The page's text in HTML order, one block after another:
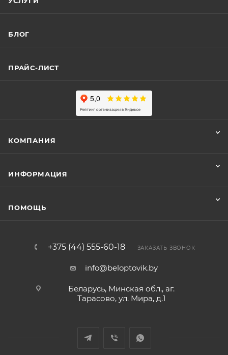
БЛОГ
ПРАЙС-ЛИСТ
КОМПАНИЯ
ИНФОРМАЦИЯ
ПОМОЩЬ
+375 (44) 555-60-18 ЗАКАЗАТЬ ЗВОНОК
info@beloptovik.by
Беларусь, Минская обл., аг.
Тарасово, ул. Мира, д.1